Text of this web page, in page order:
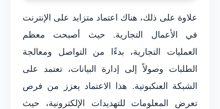
علاوة على ذلك، هناك اعتماد متزايد على الإنترنت
في الأعمال التجارية. حيث أصبحت معظم
العمليات التجارية، بدءًا من التواصل ومعالجة
الطلبات وصولاً إلى إدارة البيانات، تعتمد على
الشبكة العنكبوتية. هذا الاعتماد يعزز من فرص
تعرض المعلومات للتهديدات الإلكترونية، حيث